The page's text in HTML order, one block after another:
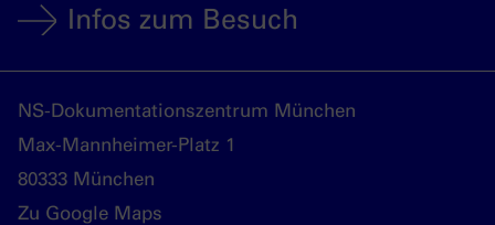
Infos zum Besuch
NS-Dokumentationszentrum München
Max-Mannheimer-Platz 1
80333 München
Zu Google Maps